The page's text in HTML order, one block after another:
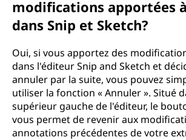
modifications apportées
dans Snip et Sketch?
Oui, si vous apportez des
dans l'éditeur Snip and Sketch et
annuler par la suite, vous pouvez
utiliser la fonction « Annuler ». Situé
supérieur gauche de l'éditeur, le
vous permet de revenir aux
annotations précédentes de votre